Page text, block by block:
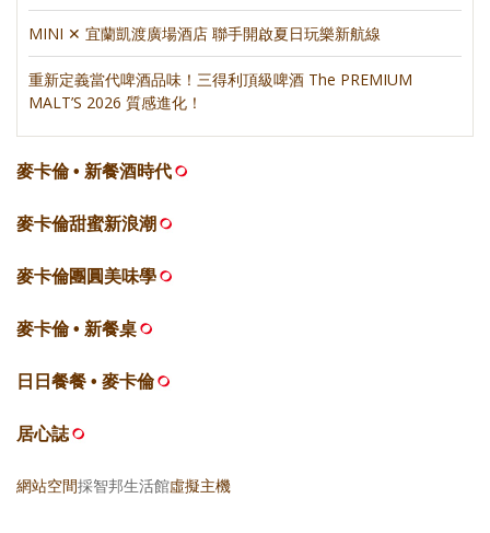
MINI ✕ 宜蘭凱渡廣場酒店 聯手開啟夏日玩樂新航線
重新定義當代啤酒品味！三得利頂級啤酒 The PREMIUM
MALT’S 2026 質感進化！
麥卡倫 • 新餐酒時代
麥卡倫甜蜜新浪潮
麥卡倫團圓美味學
麥卡倫 • 新餐桌
日日餐餐 • 麥卡倫
居心誌
網站空間採智邦生活館虛擬主機